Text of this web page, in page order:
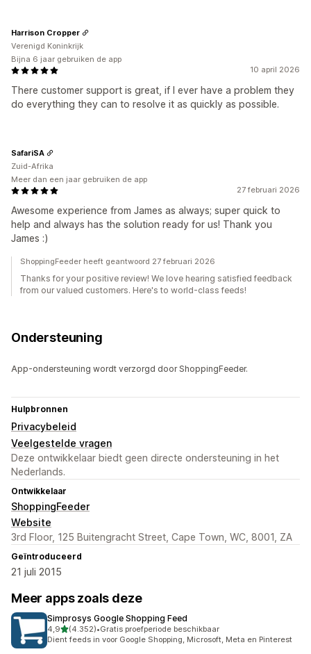
10 april 2026
There customer support is great, if I ever have a problem they
do everything they can to resolve it as quickly as possible.
Harrison Cropper
Verenigd Koninkrijk
Bijna 6 jaar gebruiken de app
27 februari 2026
Awesome experience from James as always; super quick to
help and always has the solution ready for us! Thank you
James :)
SafariSA
Zuid-Afrika
Meer dan een jaar gebruiken de app
ShoppingFeeder heeft geantwoord 27 februari 2026
Thanks for your positive review! We love hearing satisfied feedback
from our valued customers. Here's to world-class feeds!
Ondersteuning
App-ondersteuning wordt verzorgd door ShoppingFeeder.
Hulpbronnen
Privacybeleid
Veelgestelde vragen
Deze ontwikkelaar biedt geen directe ondersteuning in het
Nederlands.
Ontwikkelaar
ShoppingFeeder
Website
3rd Floor, 125 Buitengracht Street, Cape Town, WC, 8001, ZA
Geïntroduceerd
21 juli 2015
Meer apps zoals deze
Simprosys Google Shopping Feed
4,9van 5 sterren
(4.352)
4352 recensies in totaal
•Gratis proefperiode beschikbaar
Dient feeds in voor Google Shopping, Microsoft, Meta en Pinterest